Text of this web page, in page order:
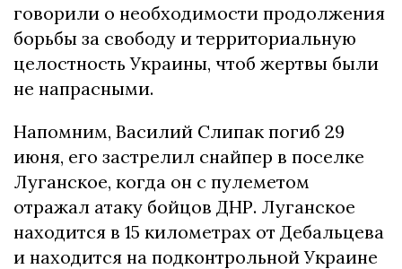
говорили о необходимости продолжения
борьбы за свободу и территориальную
целостность Украины, чтоб жертвы были
не напрасными.
Напомним, Василий Слипак погиб 29
июня, его застрелил снайпер в поселке
Луганское, когда он с пулеметом
отражал атаку бойцов ДНР. Луганское
находится в 15 километрах от Дебальцева
и находится на подконтрольной Украине